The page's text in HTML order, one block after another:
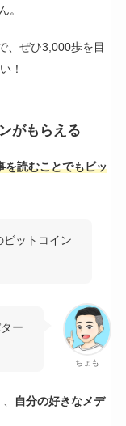
。
、ぜひ3,000歩を目
！
がもらえる
を読むことでもビッ
ビットコイン
ちょも
ー
自分の好きなメデ